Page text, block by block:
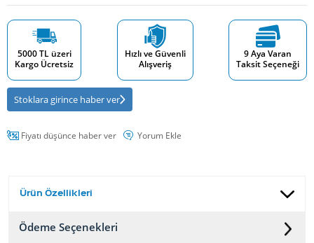
5000 TL üzeri
Kargo Ücretsiz
Hızlı ve Güvenli
Alışveriş
9 Aya Varan
Taksit Seçeneği
Stoklara girince haber ver
Fiyatı düşünce haber ver Yorum Ekle
Ürün Özellikleri
Ödeme Seçenekleri